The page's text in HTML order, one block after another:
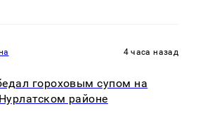
4 часа назад
гороховым супом на
районе